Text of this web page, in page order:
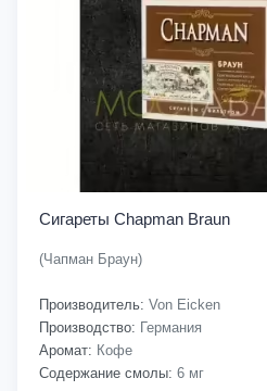
Сигареты Chapman Braun
(Чапман Браун)
Производитель: Von Eicken
Производство: Германия
Аромат: Кофе
Содержание смолы: 6 мг